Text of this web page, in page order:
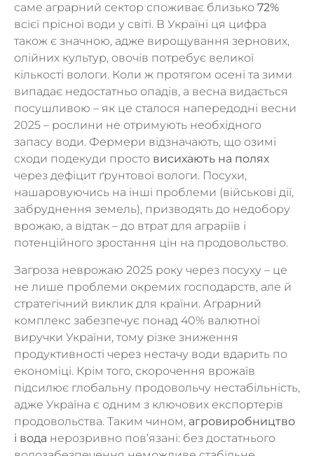
саме аграрний сектор споживає близько 72%
всієї прісної води у світі. В Україні ця цифра
також є значною, адже вирощування зернових,
олійних культур, овочів потребує великої
кількості вологи. Коли ж протягом осені та зими
випадає недостатньо опадів, а весна видається
посушливою – як це сталося напередодні весни
2025 – рослини не отримують необхідного
запасу води. Фермери відзначають, що озимі
сходи подекуди просто висихають на полях
через дефіцит ґрунтової вологи. Посухи,
нашаровуючись на інші проблеми (військові дії,
забруднення земель), призводять до недобору
врожаю, а відтак – до втрат для аграріїв і
потенційного зростання цін на продовольство.
Загроза неврожаю 2025 року через посуху – це
не лише проблеми окремих господарств, але й
стратегічний виклик для країни. Аграрний
комплекс забезпечує понад 40% валютної
виручки України, тому різке зниження
продуктивності через нестачу води вдарить по
економіці. Крім того, скорочення врожаїв
підсилює глобальну продовольчу нестабільність,
адже Україна є одним з ключових експортерів
продовольства. Таким чином, агровиробництво
і вода нерозривно пов’язані: без достатнього